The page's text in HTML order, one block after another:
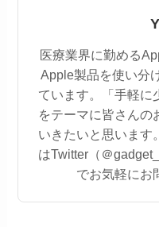
医療業界に勤める
Apple製品を使い分
ています。「手軽に
をテーマに皆さんの
いきたいと思います
はTwitter（＠
でお気軽にお